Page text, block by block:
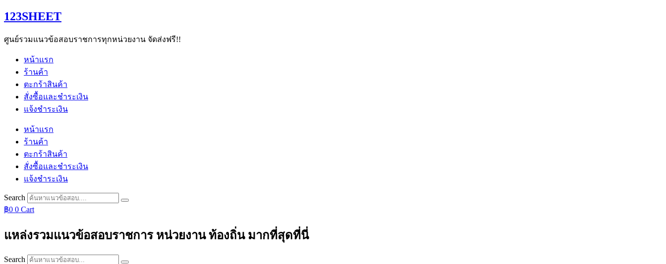
Skip
to
123SHEET
ศูนย์รวมแนวข้อสอบราชการทุกหน่วยงาน จัดส่งฟรี!!
หน้าแรก
ร้านค้า
ตะกร้าสินค้า
สั่งซื้อและชำระเงิน
แจ้งชำระเงิน
หน้าแรก
ร้านค้า
ตะกร้าสินค้า
สั่งซื้อและชำระเงิน
แจ้งชำระเงิน
Search
฿0 0 Cart
แหล่งรวมแนวข้อสอบราชการ หน่วยงาน ท้องถิ่น มากที่สุดที่นี่
Search